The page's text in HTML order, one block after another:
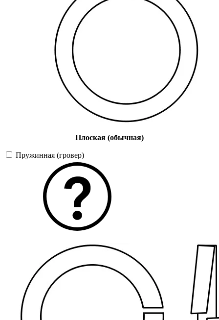
Плоская (обычная)
Пружинная (гровер)